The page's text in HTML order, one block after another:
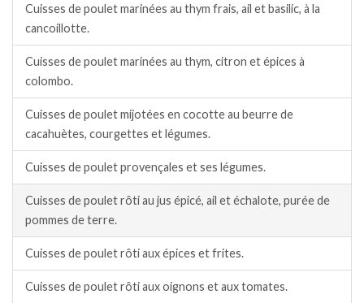
Cuisses de poulet marinées au thym frais, ail et basilic, à la
cancoillotte.
Cuisses de poulet marinées au thym, citron et épices à
colombo.
Cuisses de poulet mijotées en cocotte au beurre de
cacahuètes, courgettes et légumes.
Cuisses de poulet provençales et ses légumes.
Cuisses de poulet rôti au jus épicé, ail et échalote, purée de
pommes de terre.
Cuisses de poulet rôti aux épices et frites.
Cuisses de poulet rôti aux oignons et aux tomates.